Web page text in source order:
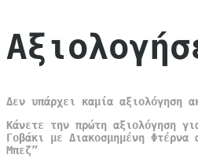
Δεν υπάρχει καμία αξιολόγηση
Κάνετε την πρώτη αξιολόγηση
Γοβάκι με Διακοσμημένη Φτέρνα
Μπεζ”